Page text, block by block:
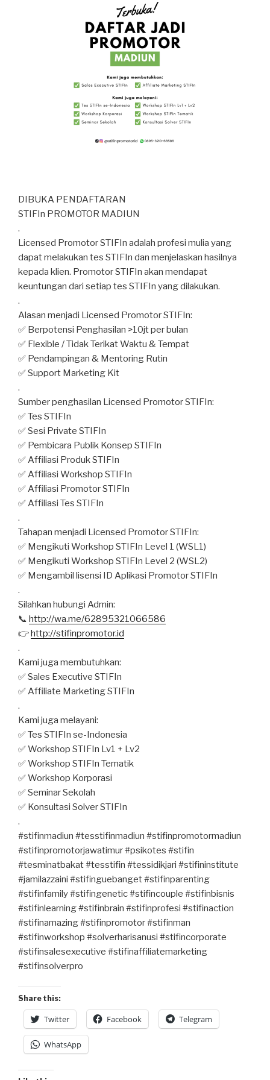
DIBUKA PENDAFTARAN
STIFIn PROMOTOR MADIUN
.
Licensed Promotor STIFIn adalah profesi mulia yang
dapat melakukan tes STIFIn dan menjelaskan hasilnya
kepada klien. Promotor STIFIn akan mendapat
keuntungan dari setiap tes STIFIn yang dilakukan.
.
Alasan menjadi Licensed Promotor STIFIn:
✅ Berpotensi Penghasilan >10jt per bulan
✅ Flexible / Tidak Terikat Waktu & Tempat
✅ Pendampingan & Mentoring Rutin
✅ Support Marketing Kit
.
Sumber penghasilan Licensed Promotor STIFIn:
✅ Tes STIFIn
✅ Sesi Private STIFIn
✅ Pembicara Publik Konsep STIFIn
✅ Affiliasi Produk STIFIn
✅ Affiliasi Workshop STIFIn
✅ Affiliasi Promotor STIFIn
✅ Affiliasi Tes STIFIn
.
Tahapan menjadi Licensed Promotor STIFIn:
✅ Mengikuti Workshop STIFIn Level 1 (WSL1)
✅ Mengikuti Workshop STIFIn Level 2 (WSL2)
✅ Mengambil lisensi ID Aplikasi Promotor STIFIn
.
Silahkan hubungi Admin:
📞 http://wa.me/62895321066586
👉http://stifinpromotor.id
.
Kami juga membutuhkan:
✅ Sales Executive STIFIn
✅ Affiliate Marketing STIFIn
.
Kami juga melayani:
✅ Tes STIFIn se-Indonesia
✅ Workshop STIFIn Lv1 + Lv2
✅ Workshop STIFIn Tematik
✅ Workshop Korporasi
✅ Seminar Sekolah
✅ Konsultasi Solver STIFIn
.
#stifinmadiun #tesstifinmadiun #stifinpromotormadiun
#stifinpromotorjawatimur #psikotes #stifin
#tesminatbakat #tesstifin #tessidikjari #stifininstitute
#jamilazzaini #stifinguebanget #stifinparenting
#stifinfamily #stifingenetic #stifincouple #stifinbisnis
#stifinlearning #stifinbrain #stifinprofesi #stifinaction
#stifinamazing #stifinpromotor #stifinman
#stifinworkshop #solverharisanusi #stifincorporate
#stifinsalesexecutive #stifinaffiliatemarketing
#stifinsolverpro
Share this:
Twitter Facebook Telegram
WhatsApp